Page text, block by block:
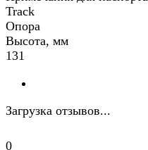
Track
Опора
Высота, мм
131
Загрузка отзывов...
0